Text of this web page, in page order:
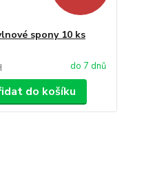
spony 10 ks
do 7 dnů
do košíku